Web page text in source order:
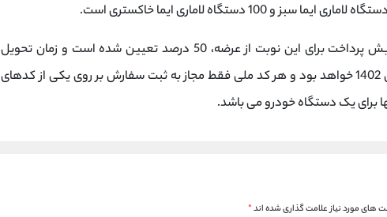
توجه داشته باشید که میزان پیش پرداخت برای این نوبت از عرضه، 50 درصد تعیین شده است و زمان تحویل
خودرو ها نیز، 31 خردادماه سال 1402 خواهد بود و هر کد ملی فقط مجاز به ثبت سفارش بر روی یکی از کدهای
برای یک دستگاه خودرو می باشد.
های مورد نیاز علامت گذاری شده اند*